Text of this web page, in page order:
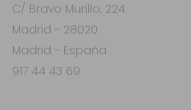
C/ Bravo Murillo, 224
Madrid - 28020
Madrid - España
917 44 43 69